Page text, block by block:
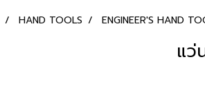
HAND TOOLS ENGINEER'S HAND
แว่